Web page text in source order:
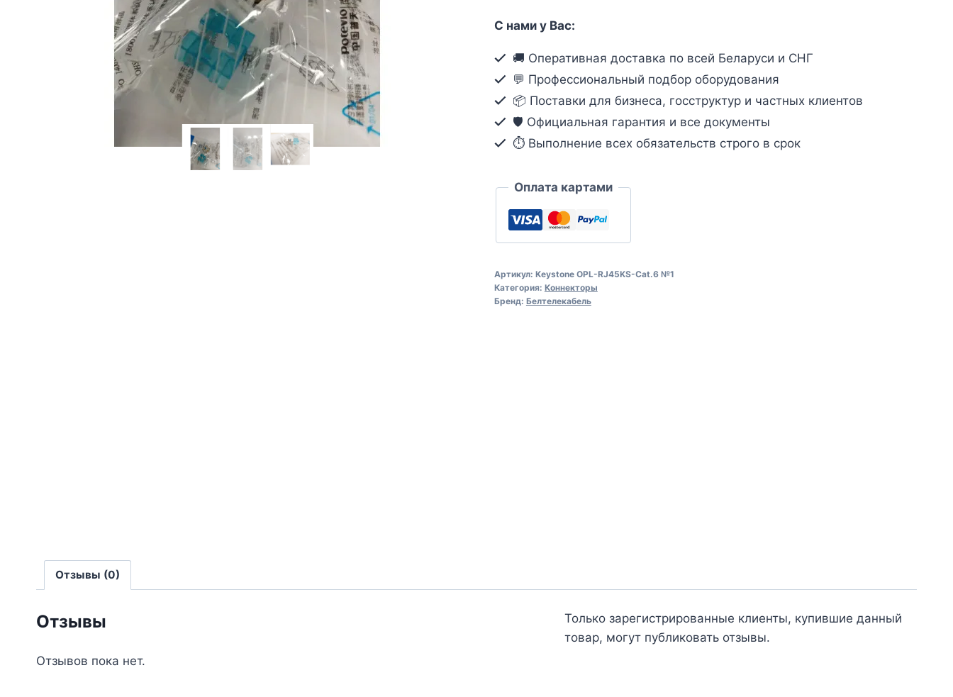
Keystone
RJ45KS-
Cat.6
№1
С нами у Вас:
🚚 Оперативная доставка по всей Беларуси и СНГ
💬 Профессиональный подбор оборудования
📦 Поставки для бизнеса, госструктур и частных клиентов
🛡️ Официальная гарантия и все документы
⏱ Выполнение всех обязательств строго в срок
Оплата картами
Артикул: Keystone OPL-RJ45KS-Cat.6 №1
Категория: Коннекторы
Бренд: Белтелекабель
Отзывы (0)
Отзывы
Отзывов пока нет.
Только зарегистрированные клиенты, купившие данный
товар, могут публиковать отзывы.